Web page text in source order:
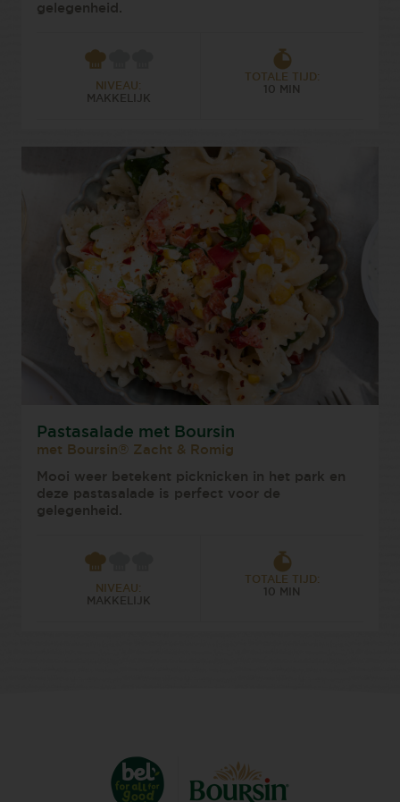
gelegenheid.
NIVEAU:
MAKKELIJK
TOTALE TIJD:
10 MIN
Pastasalade met Boursin
met Boursin® Zacht & Romig
Mooi weer betekent picknicken in het park en
deze pastasalade is perfect voor de
gelegenheid.
NIVEAU:
MAKKELIJK
TOTALE TIJD:
10 MIN